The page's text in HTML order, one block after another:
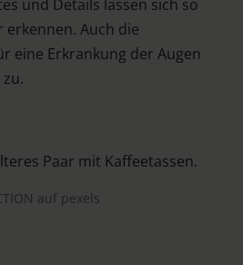
und Details lassen sich so
Auch die
eine Erkrankung der Augen
auf pexels